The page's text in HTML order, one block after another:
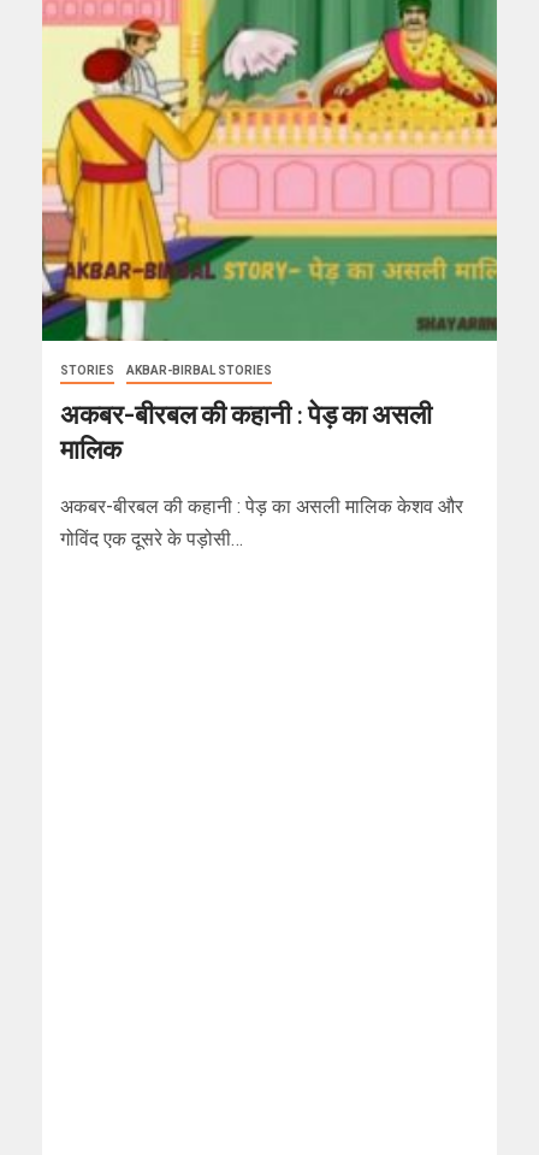
STORIES AKBAR-BIRBAL STORIES
अकबर-बीरबल की कहानी : पेड़ का असली
मालिक
अकबर-बीरबल की कहानी : पेड़ का असली मालिक केशव और
गोविंद एक दूसरे के पड़ोसी…